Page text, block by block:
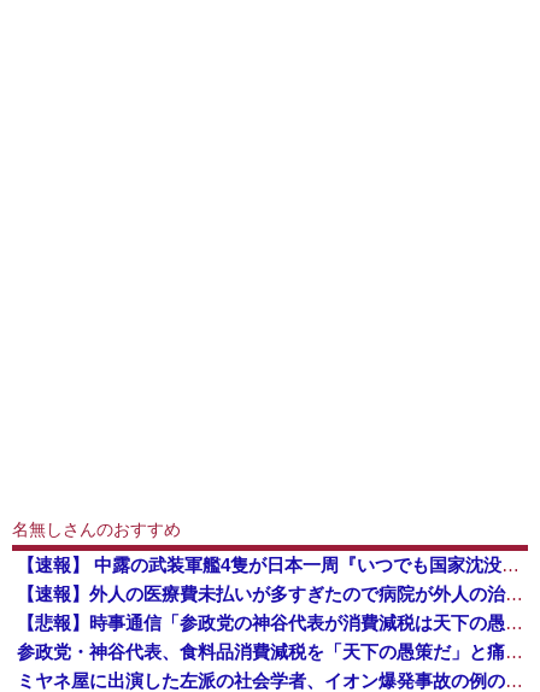
名無しさんのおすすめ
【速報】 中露の武装軍艦4隻が日本一周『いつでも国家沈没させられるぞ』
【速報】外人の医療費未払いが多すぎたので病院が外人の治療を断るようになってしまう
【悲報】時事通信「参政党の神谷代表が消費減税は天下の愚策と批判してるぞ！」 → 安藤幹事長「タイトルに偽りあり！『参政党は消費税廃止派、減税派』...
参政党・神谷代表、食料品消費減税を「天下の愚策だ」と痛烈批判！
ミヤネ屋に出演した左派の社会学者、イオン爆発事故の例のテナントに理解を示して……